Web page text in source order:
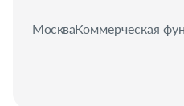
МоскваКоммерческая